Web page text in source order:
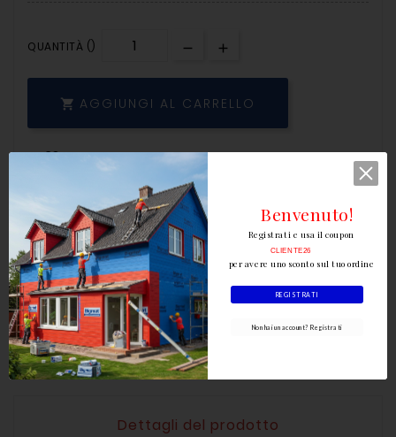
QUANTITÀ ()
 AGGIUNGI AL CARRELLO
Scrivi la tua recensione
Dettagli del prodotto
REGISTRATI
Non hai un account? Registrati
Registrati e usa il coupon
per avere uno sconto sul tuo ordine
CLIENTE26
Benvenuto!